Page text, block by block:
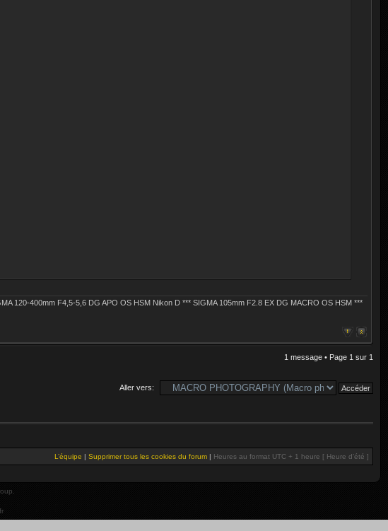
120-400mm F4,5-5,6 DG APO OS HSM Nikon D *** SIGMA 105mm F2.8 EX DG MACRO OS HSM ***
1 message • Page 1 sur 1
Aller vers:
L’équipe | Supprimer tous les cookies du forum | Heures au format UTC + 1 heure [ Heure d’été ]